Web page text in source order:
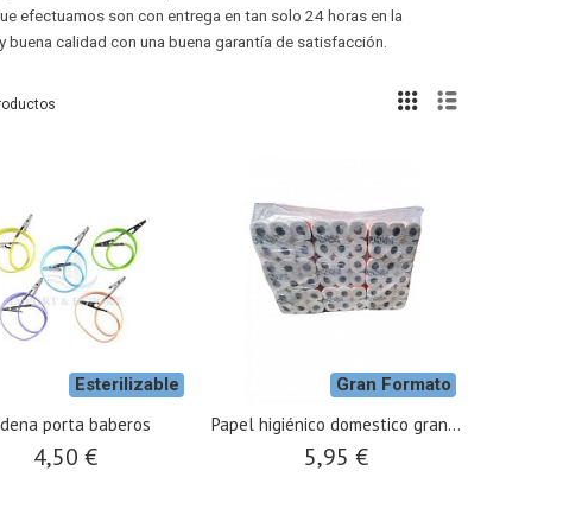
efectuamos son con entrega en tan solo 24 horas en la
calidad con una buena garantía de satisfacción.
Esterilizable
porta baberos
4,50 €
Gran Formato
Papel higiénico domestico gran...
5,95 €